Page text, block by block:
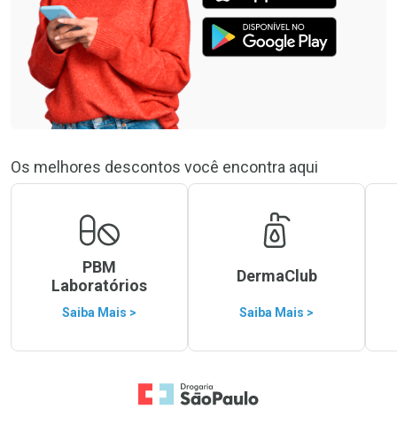
Os melhores descontos você encontra aqui
PBM
Laboratórios
Saiba Mais >
DermaClub
Saiba Mais >
Ir para a Home